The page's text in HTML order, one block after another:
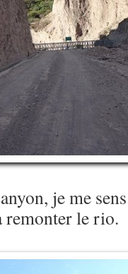
je me
remonter le rio.